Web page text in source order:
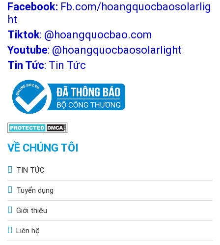
Facebook: Fb.com/hoangquocbaosolarlig
ht
Tiktok: @hoangquocbao.com
Youtube: @hoangquocbaosolarlight
Tin Tức: Tin Tức
VỀ CHÚNG TÔI
TIN TỨC
Tuyển dụng
Giới thiệu
Liên hệ